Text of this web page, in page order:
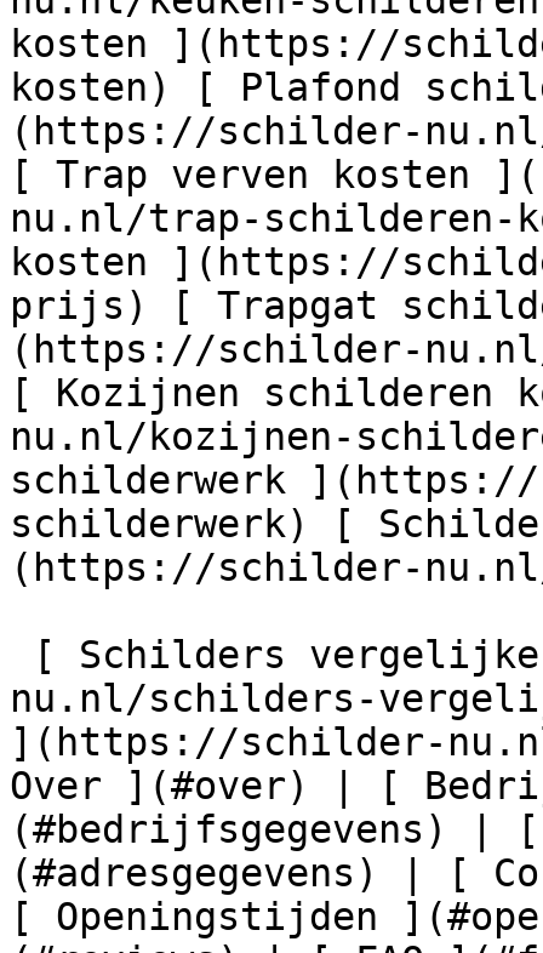
kosten ](https://
kosten) [ Plafond
(https://schilder-
[ Trap verven kosten
nu.nl/trap-schilderen-
kosten ](https://
prijs) [ Trapgat
(https://schilder-
[ Kozijnen
nu.nl/kozijnen-
schilderwerk
schilderwerk) [
(https://schilder-nu.nl/
nu.nl/schilders-
](https://schilder-
Over ](#over) | [
(#bedrijfsgegevens) | [
(#adresgegevens) | [
[ Openingstijden